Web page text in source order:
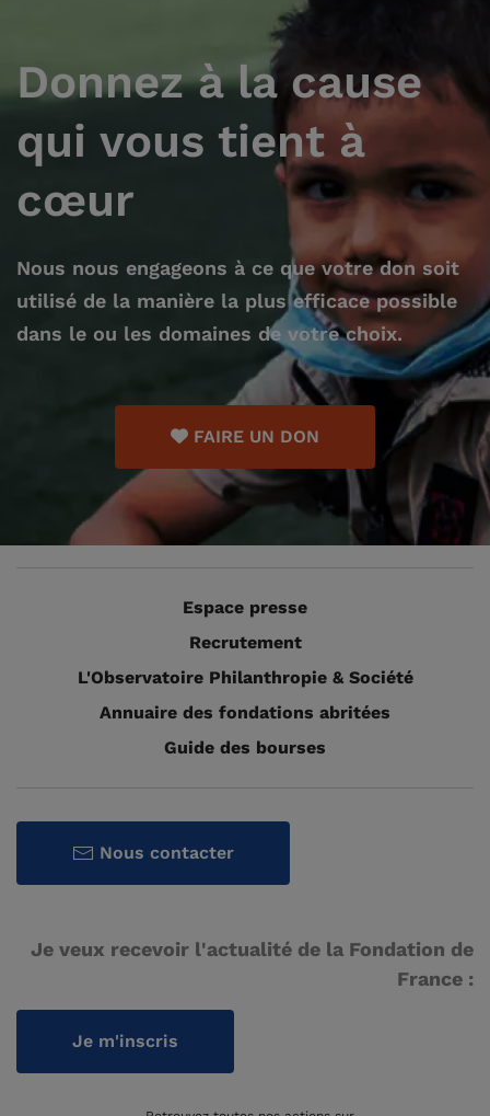
Donnez à la cause
qui vous tient à
cœur
Nous nous engageons à ce que votre don soit
utilisé de la manière la plus efficace possible
dans le ou les domaines de votre choix.
FAIRE UN DON
Espace presse
Recrutement
L'Observatoire Philanthropie & Société
Annuaire des fondations abritées
Guide des bourses
Nous contacter
Je veux recevoir l'actualité de la Fondation de
France :
Je m'inscris